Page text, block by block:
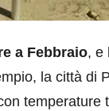
a Febbraio, e
la città di
temperature